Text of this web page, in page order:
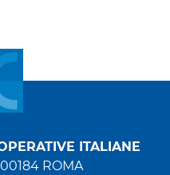
ITALIANE
ROMA